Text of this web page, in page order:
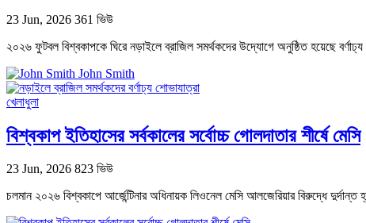
23 Jun, 2026 361 ভিউ
২০২৬ ফুটবল বিশ্বকাপকে ঘিরে নড়াইলে ব্রাজিল সমর্থকদের উদ্যোগে অনুষ্ঠিত হয়েছে
John Smith
খেলাধুলা
বিশ্বকাপ ইতিহাসের সর্বকালের সর্বোচ্চ গোলদাতার শীর্ষে মেসি
23 Jun, 2026 823 ভিউ
চলমান ২০২৬ বিশ্বকাপে আর্জেন্টিনার অধিনায়ক লিওনেল মেসি আলজেরিয়ার বিরুদ্ধে দুর্দান্ত